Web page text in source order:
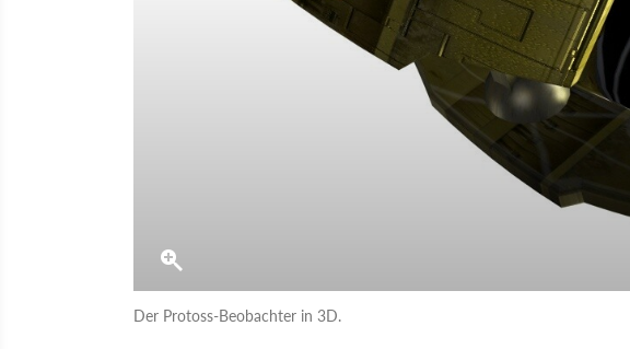
Der Protoss-Beobachter in 3D.